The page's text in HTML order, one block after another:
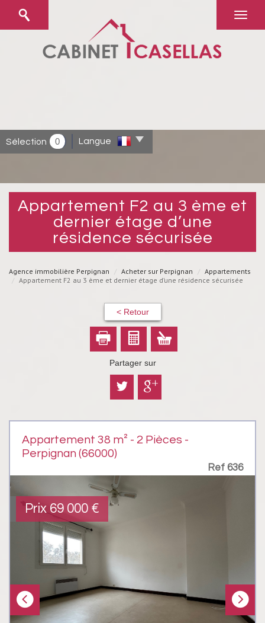
Sélection 0 Langue
Appartement F2 au 3 ème et
dernier étage d’une
résidence sécurisée
Agence immobilière Perpignan Acheter sur Perpignan
Appartements
Appartement F2 au 3 ème et dernier étage d’une résidence sécurisée
< Retour
Partager sur
Appartement 38 m² - 2 Pièces -
Perpignan (66000)
Ref 636
Prix 69 000 €